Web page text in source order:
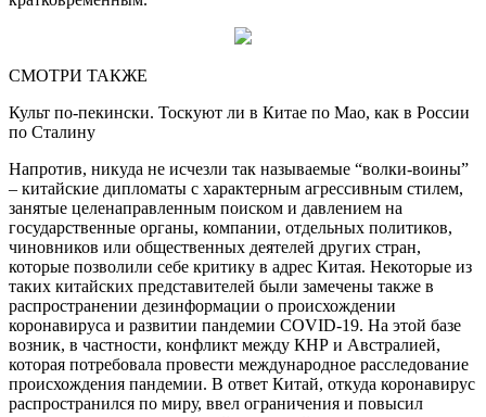
СМОТРИ ТАКЖЕ
Культ по-пекински. Тоскуют ли в Китае по Мао, как в России
по Сталину
Напротив, никуда не исчезли так называемые “волки-воины”
– китайские дипломаты с характерным агрессивным стилем,
занятые целенаправленным поиском и давлением на
государственные органы, компании, отдельных политиков,
чиновников или общественных деятелей других стран,
которые позволили себе критику в адрес Китая. Некоторые из
таких китайских представителей были замечены также в
распространении дезинформации о происхождении
коронавируса и развитии пандемии COVID-19. На этой базе
возник, в частности, конфликт между КНР и Австралией,
которая потребовала провести международное расследование
происхождения пандемии. В ответ Китай, откуда коронавирус
распространился по миру, ввел ограничения и повысил